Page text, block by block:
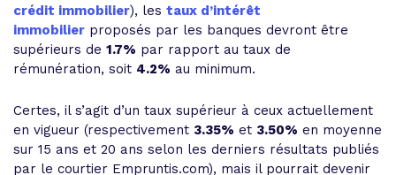
crédit immobilier), les taux d’intérêt
immobilier proposés par les banques devront être
supérieurs de 1.7% par rapport au taux de
rémunération, soit 4.2% au minimum.
Certes, il s’agit d’un taux supérieur à ceux actuellement
en vigueur (respectivement 3.35% et 3.50% en moyenne
sur 15 ans et 20 ans selon les derniers résultats publiés
par le courtier Empruntis.com), mais il pourrait devenir